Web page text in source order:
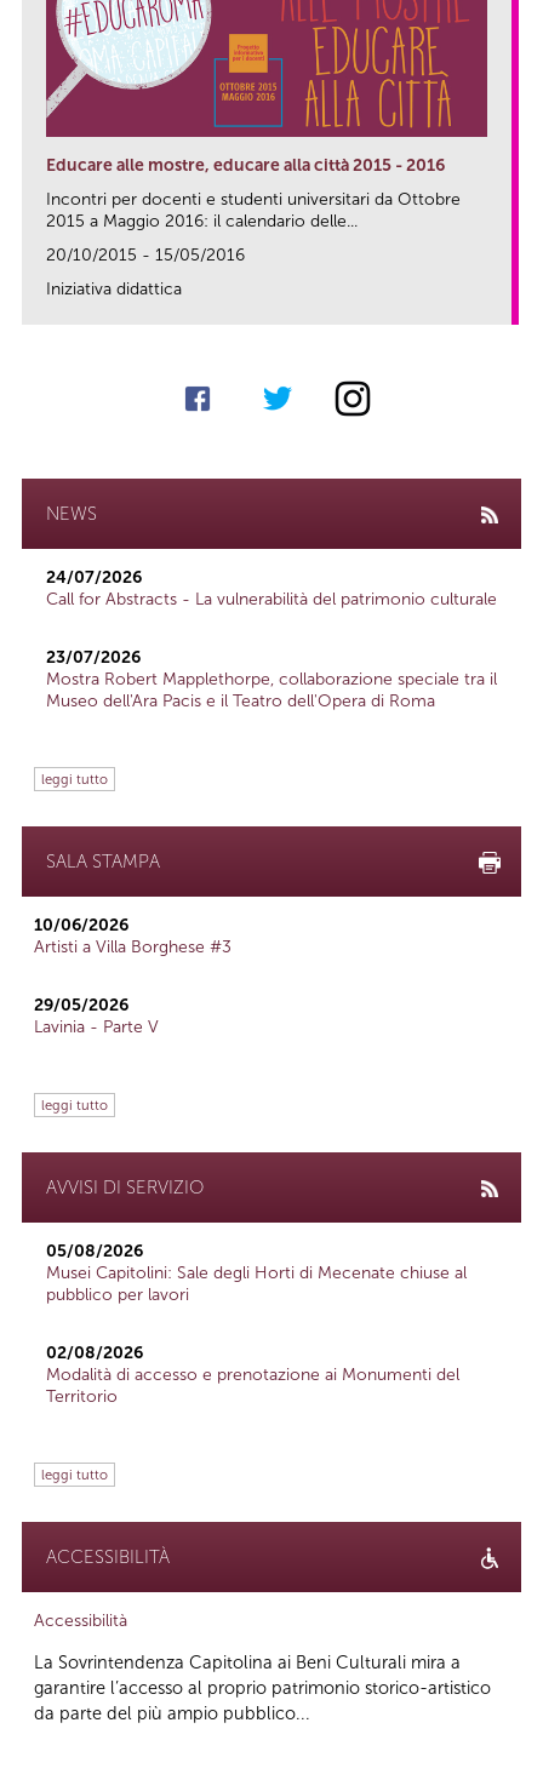
Educare alle mostre, educare alla città 2015 - 2016
Incontri per docenti e studenti universitari da Ottobre
2015 a Maggio 2016: il calendario delle...
20/10/2015 - 15/05/2016
Iniziativa didattica
NEWS
24/07/2026
Call for Abstracts - La vulnerabilità del patrimonio culturale
23/07/2026
Mostra Robert Mapplethorpe, collaborazione speciale tra il
Museo dell'Ara Pacis e il Teatro dell'Opera di Roma
leggi tutto
SALA STAMPA
10/06/2026
Artisti a Villa Borghese #3
29/05/2026
Lavinia - Parte V
leggi tutto
AVVISI DI SERVIZIO
05/08/2026
Musei Capitolini: Sale degli Horti di Mecenate chiuse al
pubblico per lavori
02/08/2026
Modalità di accesso e prenotazione ai Monumenti del
Territorio
leggi tutto
ACCESSIBILITÀ
Accessibilità
La Sovrintendenza Capitolina ai Beni Culturali mira a
garantire l’accesso al proprio patrimonio storico-artistico
da parte del più ampio pubblico...